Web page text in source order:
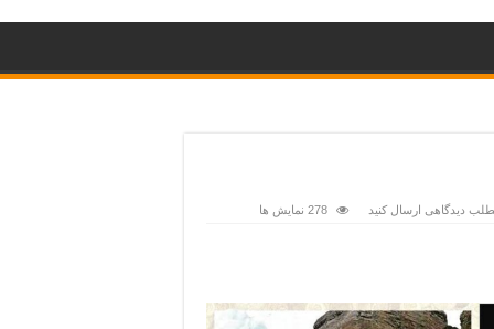
دیدگاهی ارسال کنید 278 نمایش ها